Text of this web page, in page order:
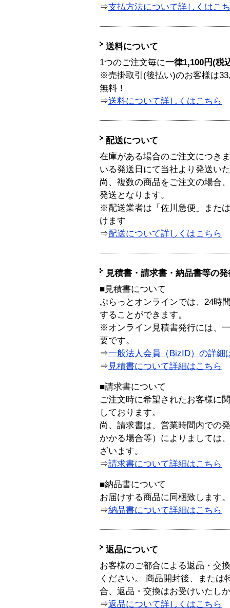
⇒支払方法について詳しくはこ
送料について
1つのご注文毎に一律1,100円(税
※売掛取引(後払い)のお客様は
無料！
⇒送料について詳しくはこちら
配送について
在庫がある場合のご注文につき
いる発送日にて当社より発送い
尚、複数の商品をご注文の場合
発送となります。
※配送業者は「佐川急便」また
けます
⇒配送について詳しくはこちら
見積書・請求書・納品書等の
■見積書について
ぷらっとオンラインでは、24時
することができます。
※オンライン見積書発行には、
要です。
⇒一般法人会員（BizID）の詳細
⇒ 見積書について詳細はこちら
■請求書について
ご注文時に希望されたお客様に
しております。
尚、請求書は、営業時間内での
かかる場合等）によりましては
ざいます。
⇒請求書について詳細はこちら
■納品書について
お届けする商品に同梱致します。
⇒納品書について詳細はこちら
返品について
お客様のご都合による返品・交
ください。 商品開封後、または
合、返品・交換はお受けいたし
⇒返品について詳しくはこちら